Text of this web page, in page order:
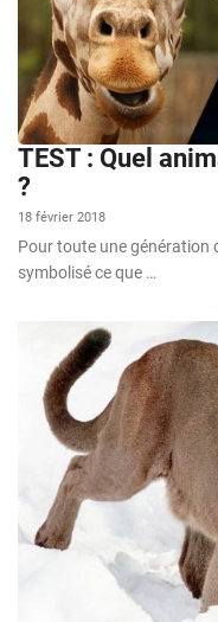
TEST : Quel
?
18 février 2018
Pour toute une génération
symbolisé ce que …